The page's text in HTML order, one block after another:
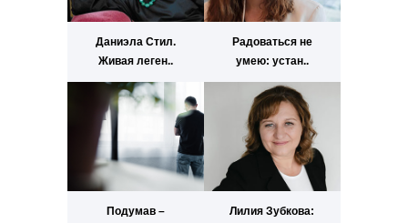
Даниэла Стил.
Живая леген..
Радоваться не
умею: устан..
Подумав –
Лилия Зубкова: